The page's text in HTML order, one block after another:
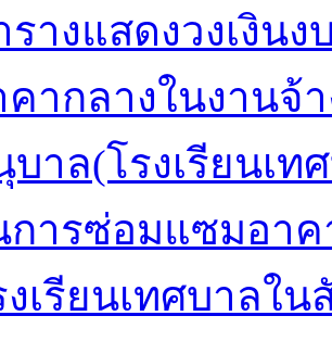
รางแสดงวงเงิน
คากลางในงานจ้
บาล(โรงเรียนเ
การซ่อมแซมอาค
เรียนเทศบาลใน